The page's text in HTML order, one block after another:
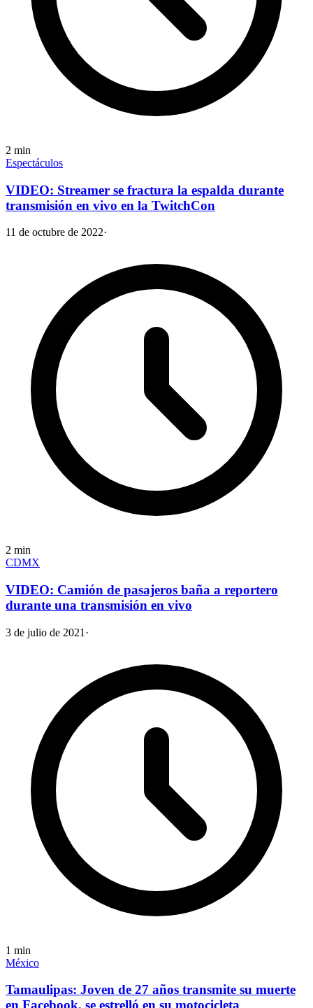
2 min
Espectáculos
VIDEO: Streamer se fractura la espalda durante
transmisión en vivo en la TwitchCon
11 de octubre de 2022·
2 min
CDMX
VIDEO: Camión de pasajeros baña a reportero
durante una transmisión en vivo
3 de julio de 2021 ·
1 min
México
Tamaulipas: Joven de 27 años transmite su muerte